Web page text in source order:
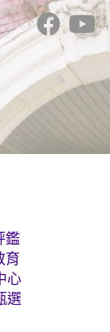
鑑
育
心
選